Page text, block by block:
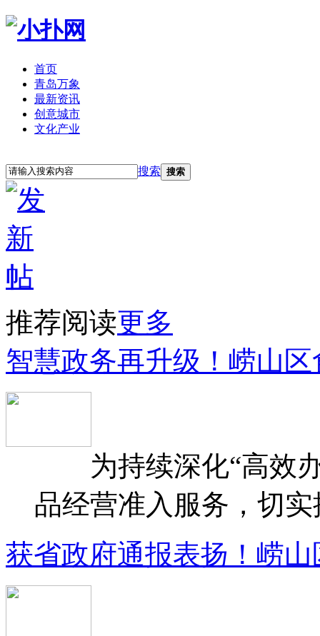
首页
青岛万象
最新资讯
创意城市
文化产业
搜索 搜索
推荐阅读更多
智慧政务再升级！崂山
为持续深化“高效办
品经营准入服务，切
获省政府通报表扬！崂